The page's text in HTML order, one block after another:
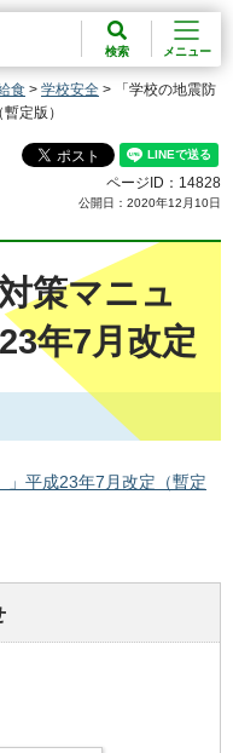
検索 メニュー
食 > 学校安全 > 「学校の地震防
定版）
ページID：14828
公開日：2020年12月10日
策マニュ
年7月改定
」平成23年7月改定（暫定